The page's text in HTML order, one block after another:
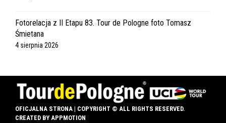
Fotorelacja z II Etapu 83. Tour de Pologne foto Tomasz
Śmietana
4 sierpnia 2026
OFICJALNA STRONA | COPYRIGHT © ALL RIGHTS RESERVED.
CREATED BY APPMOTION